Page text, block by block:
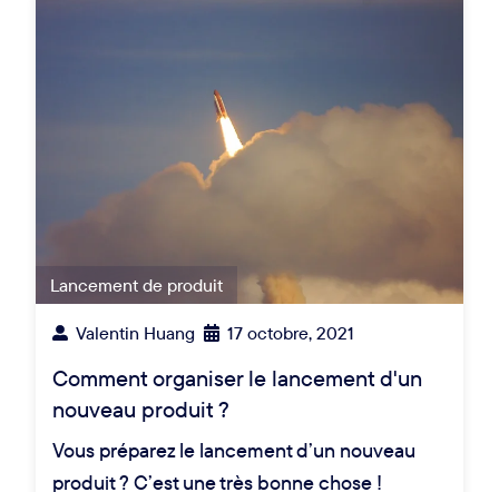
Lancement de produit
Valentin Huang 17 octobre, 2021
Comment organiser le lancement d'un
nouveau produit ?
Vous préparez le lancement d’un nouveau
produit ? C’est une très bonne chose !